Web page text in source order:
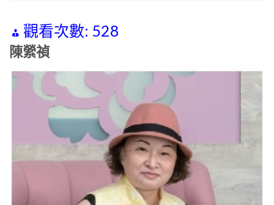
觀看次數: 528
陳縈禎